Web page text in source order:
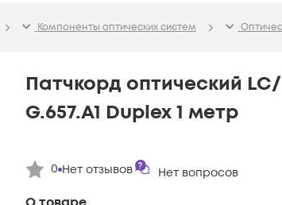
Возврат
Техническая
База знаний
Компоненты оптических систем
Патчкорд оптический
G.657.A1 Duplex 1 метр
0 Нет отзывов Нет вопросов